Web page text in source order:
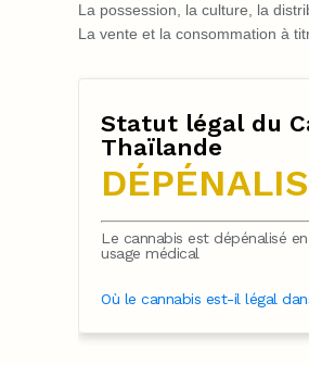
La possession, la culture, la
La vente et la consommation à
Statut légal du
Thaïlande
Le cannabis est dépénalisé
usage médical
Où le cannabis est-il légal